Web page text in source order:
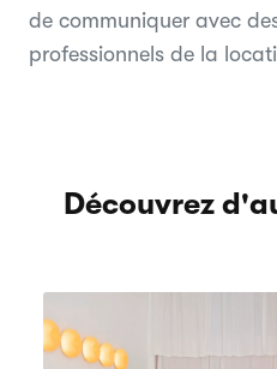
de communiquer avec
professionnels de la
Découvrez